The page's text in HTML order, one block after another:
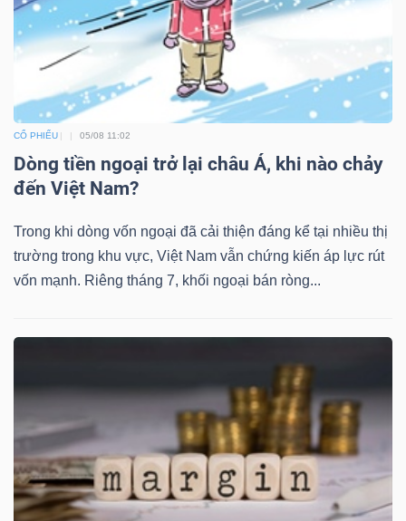
CỔ PHIẾU 05/08 11:02
Dòng tiền ngoại trở lại châu Á, khi nào chảy
đến Việt Nam?
Trong khi dòng vốn ngoại đã cải thiện đáng kể tại nhiều thị
trường trong khu vực, Việt Nam vẫn chứng kiến áp lực rút
vốn mạnh. Riêng tháng 7, khối ngoại bán ròng...
viết
của
(-)
Báo
cáo
phân
tích
(-)
Thuật
Dịch
vụ
(-)